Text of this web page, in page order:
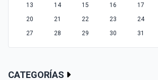
13
14 15 16 17
20
21 22 23 24
27
28 29 30 31
CATEGORÍAS